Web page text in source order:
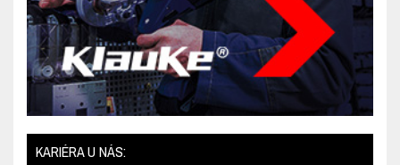
KARIÉRA U NÁS: